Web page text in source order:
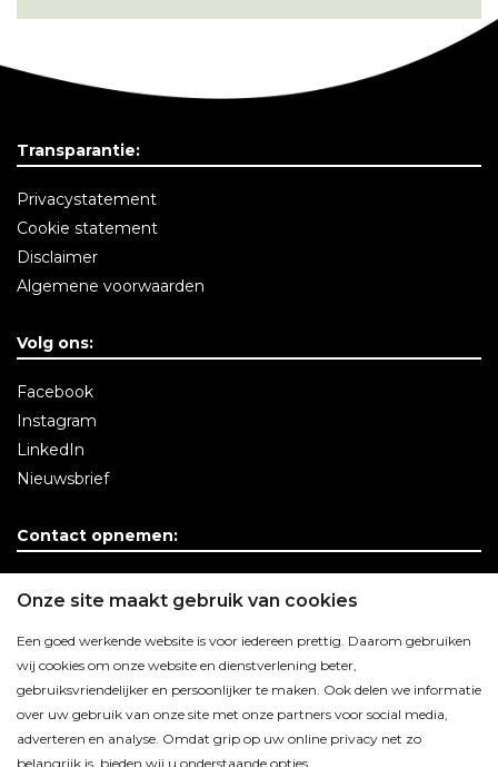
Onze site maakt gebruik van cookies
Een goed werkende website is voor iedereen prettig. Daarom gebruiken
wij cookies om onze website en dienstverlening beter,
gebruiksvriendelijker en persoonlijker te maken. Ook delen we informatie
over uw gebruik van onze site met onze partners voor social media,
adverteren en analyse. Omdat grip op uw online privacy net zo
belangrijk is, bieden wij u onderstaande opties.
Transparantie:
Privacystatement
Cookie statement
Disclaimer
Algemene voorwaarden
Volg ons:
Facebook
Instagram
LinkedIn
Nieuwsbrief
Contact opnemen: